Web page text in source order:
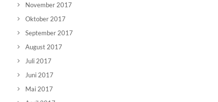
November 2017
Oktober 2017
September 2017
August 2017
Juli 2017
Juni 2017
Mai 2017